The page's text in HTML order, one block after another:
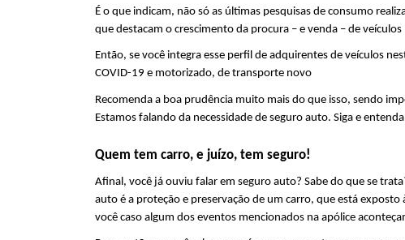
É o que indicam, não só as últimas pesquisas de consumo
que destacam o crescimento da procura – e venda – de
Então, se você integra esse perfil de adquirentes de veículos
COVID-19 e motorizado, de transporte novo
Recomenda a boa prudência muito mais do que isso, sendo
Estamos falando da necessidade de seguro auto. Siga e
Quem tem carro, e juízo, tem seguro!
Afinal, você já ouviu falar em seguro auto? Sabe do que se
auto é a proteção e preservação de um carro, que está
você caso algum dos eventos mencionados na apólice